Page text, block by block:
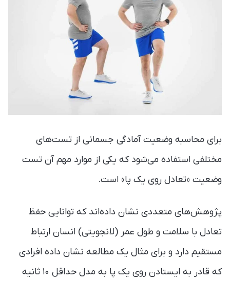
برای محاسبه وضعیت آمادگی جسمانی از تست‌های
مختلفی استفاده می‌شود که یکی از موارد مهم آن تست
وضعیت «تعادل روی یک پا» است.
پژوهش‌های متعددی نشان داده‌اند که توانایی حفظ
تعادل با سلامت و طول عمر (لانجویتی) انسان ارتباط
مستقیم دارد و برای مثال یک مطالعه نشان داده افرادی
که قادر به ایستادن روی یک پا به مدل حداقل ۱۰ ثانیه